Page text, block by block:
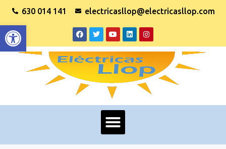
Abrir barra de herramientas
630 014 141 electricasllop@electricasllop.com